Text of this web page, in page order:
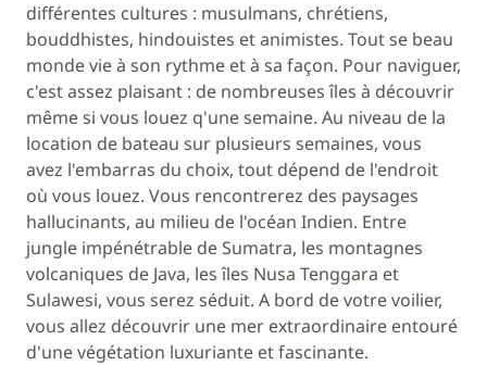
différentes cultures : musulmans, chrétiens,
bouddhistes, hindouistes et animistes. Tout se beau
monde vie à son rythme et à sa façon. Pour naviguer,
c'est assez plaisant : de nombreuses îles à découvrir
même si vous louez q'une semaine. Au niveau de la
location de bateau sur plusieurs semaines, vous
avez l'embarras du choix, tout dépend de l'endroit
où vous louez. Vous rencontrerez des paysages
hallucinants, au milieu de l'océan Indien. Entre
jungle impénétrable de Sumatra, les montagnes
volcaniques de Java, les îles Nusa Tenggara et
Sulawesi, vous serez séduit. A bord de votre voilier,
vous allez découvrir une mer extraordinaire entouré
d'une végétation luxuriante et fascinante.